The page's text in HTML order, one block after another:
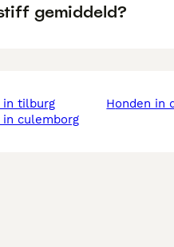
gemiddeld?
in tilburg
in culemborg
honden in